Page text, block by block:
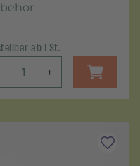
ab 1 St.
+